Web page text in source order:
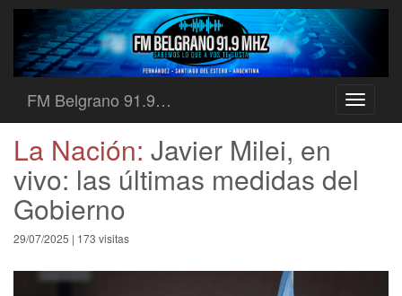
Toggle
FM Belgrano 91.9…
La Nación: Javier Milei, en
vivo: las últimas medidas del
Gobierno
29/07/2025 | 173 visitas